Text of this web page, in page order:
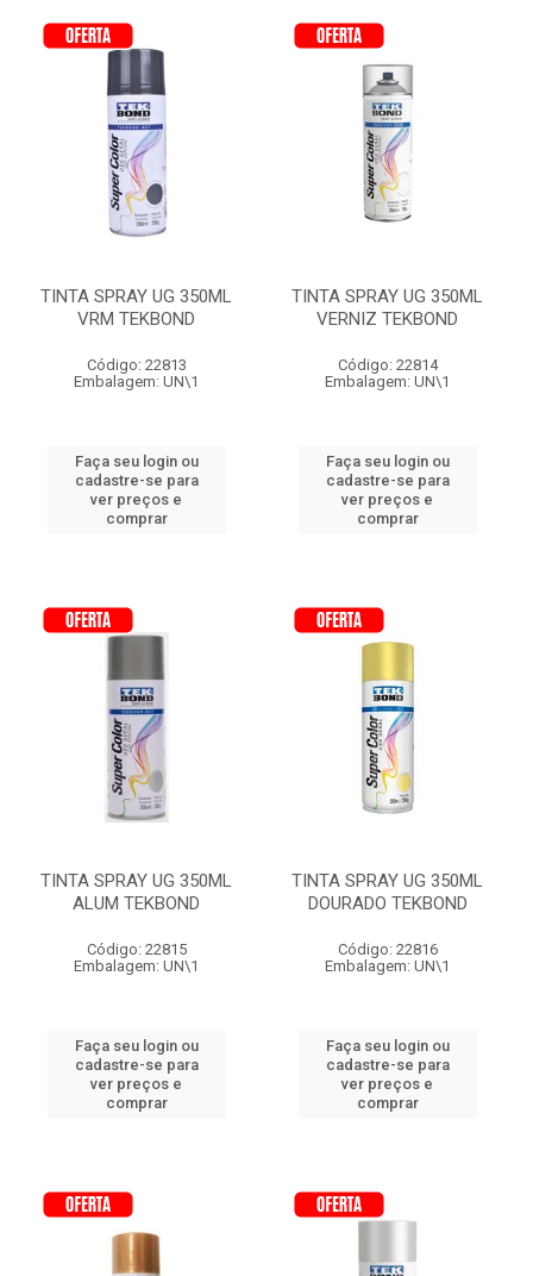
TINTA SPRAY UG 350ML
VRM TEKBOND
Código: 22813
Embalagem: UN\1
Faça seu login ou
cadastre-se para
ver preços e
comprar
TINTA SPRAY UG 350ML
VERNIZ TEKBOND
Código: 22814
Embalagem: UN\1
Faça seu login ou
cadastre-se para
ver preços e
comprar
TINTA SPRAY UG 350ML
ALUM TEKBOND
Código: 22815
Embalagem: UN\1
Faça seu login ou
cadastre-se para
ver preços e
comprar
TINTA SPRAY UG 350ML
DOURADO TEKBOND
Código: 22816
Embalagem: UN\1
Faça seu login ou
cadastre-se para
ver preços e
comprar